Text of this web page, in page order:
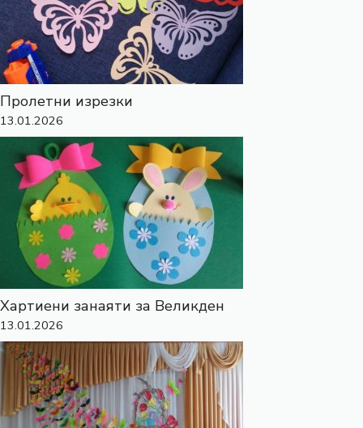
Пролетни изрезки
13.01.2026
Хартиени занаяти за Великден
13.01.2026